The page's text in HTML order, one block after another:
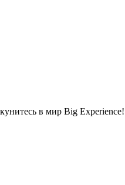
в мир Big Experience!